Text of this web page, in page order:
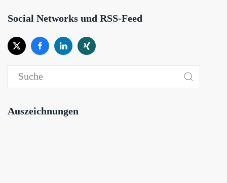
Social Networks und RSS-Feed
Auszeichnungen